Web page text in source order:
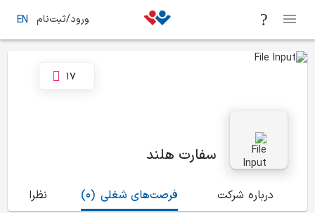
ورود/ثبت‌نام EN
سفارت هلند
17
درباره شرکت (0) فرصت‌های شغلی نظرات